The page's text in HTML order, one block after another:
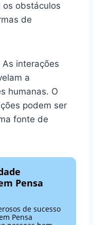
obstáculos
de
As interações
a
humanas. O
podem ser
fonte de
Pensa
de sucesso
Pensa